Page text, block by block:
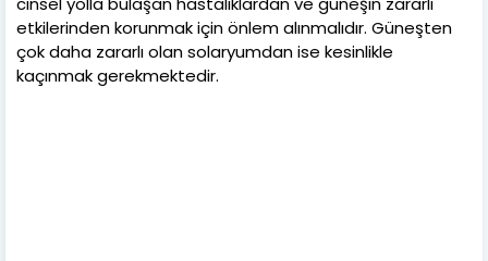
etkilerinden korunmak için önlem alınmalıdır. Güneşten
çok daha zararlı olan solaryumdan ise kesinlikle
kaçınmak gerekmektedir.